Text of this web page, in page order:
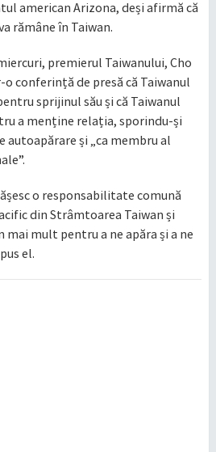
american Arizona, deși afirmă că
rămâne în Taiwan.
premierul Taiwanului, Cho
conferință de presă că Taiwanul
sprijinul său și că Taiwanul
a menține relația, sporindu-și
și „ca membru al
o responsabilitate comună
din Strâmtoarea Taiwan și
mai mult pentru a ne apăra și a ne
el.